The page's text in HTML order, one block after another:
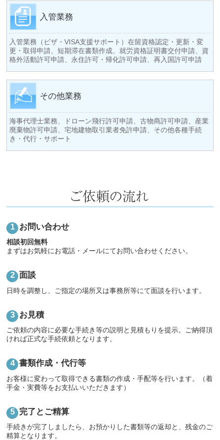
入管業務
入管業務（ビザ・VISA支援サポート）在留資格認定・更新・変
更・取得申請、短期滞在書類作成、就労資格証明書交付申請、資
格外活動許可申請、永住許可・帰化許可申請、再入国許可申請
その他業務
海事代理士業務、ドローン飛行許可申請、古物商許可申請、産業
廃棄物許可申請、宅地建物取引業者免許申請、その他各種手続
き・代行・サポート
お問い合わせ
相談初回無料
まずはお気軽にお電話・メールにてお問い合わせください。
面談
日時を調整し、ご指定の場所又は事務所等にて面談を行います。
お見積
ご依頼の内容に必要な手続き等の説明と見積もりを提示。ご納得頂
ければ正式な手続依頼となります。
書類作成・代行等
お客様に変わって取得できる書類の作成・手配等を行います。（着
手金・実費等をお支払いいただきます）
完了とご精算
手続きが完了しましたら、お預かりした書類等の返却と、残金のご
精算となります。